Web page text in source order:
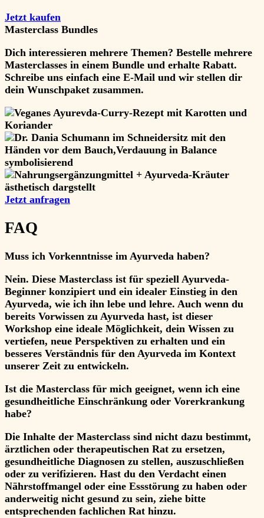
Jetzt kaufen
Masterclass Bundles
Dich interessieren mehrere Themen? Bestelle mehrere
Masterclasses in einem Bundle und erhalte Rabatt.
Schreibe uns einfach eine E-Mail und wir stellen dir
dein Wunschpaket zusammen.
Jetzt anfragen
FAQ
Muss ich Vorkenntnisse im Ayurveda haben?
Nein. Diese Masterclass ist für speziell Ayurveda-
Beginner konzipiert und ein idealer Einstieg in den
Ayurveda, wie ich ihn lebe und lehre. Auch wenn du
bereits Vorwissen zu Ayurveda hast, ist dieser
Workshop eine ideale Möglichkeit, dein Wissen zu
vertiefen, neue Perspektiven zu erhalten und ein
besseres Verständnis für den Ayurveda im Kontext
unserer Zeit zu entwickeln.
Ist die Masterclass für mich geeignet, wenn ich eine
gesundheitliche Einschränkung oder Vorerkrankung
habe?
Die Inhalte der Masterclass sind nicht dazu bestimmt,
ärztlichen oder therapeutischen Rat zu ersetzen,
gesundheitliche Diagnosen zu stellen, auszuschließen
oder zu verifizieren. Hast du den Verdacht einen
Nährstoffmangel oder eine Essstörung zu haben oder
anderweitig nicht gesund zu sein, ziehe bitte
entsprechenden fachlichen Rat hinzu.